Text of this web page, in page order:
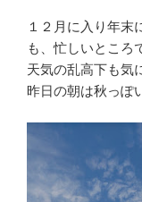
１２月に入り年末
も、忙しいところ
天気の乱高下も気
昨日の朝は秋っぽ